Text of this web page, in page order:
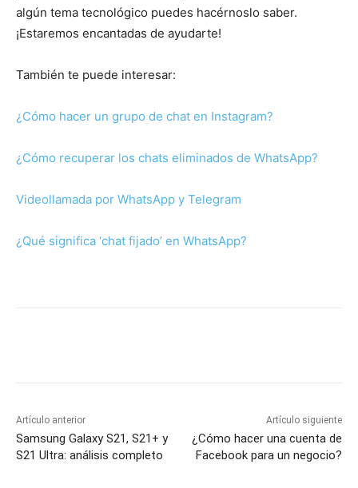
algún tema tecnológico puedes hacérnoslo saber.
¡Estaremos encantadas de ayudarte!
También te puede interesar:
¿Cómo hacer un grupo de chat en Instagram?
¿Cómo recuperar los chats eliminados de WhatsApp?
Videollamada por WhatsApp y Telegram
¿Qué significa ‘chat fijado’ en WhatsApp?
Artículo anterior
Samsung Galaxy S21, S21+ y
S21 Ultra: análisis completo
Artículo siguiente
¿Cómo hacer una cuenta de
Facebook para un negocio?